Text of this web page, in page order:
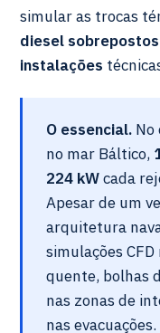
simular as trocas
diesel sobrepostos
instalações
O essencial. No
no mar Báltico,
224 kWcada
Apesar de um
arquitetura
simulações
quente, bolhas
nas zonas de
nas